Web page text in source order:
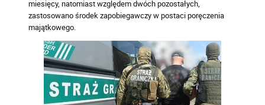
miesięcy, natomiast względem dwóch pozostałych,
zastosowano środek zapobiegawczy w postaci poręczenia
majątkowego.